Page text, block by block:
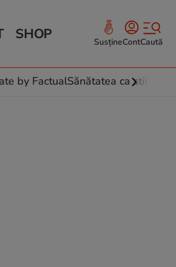
SHOP SusțineContCaută
by FactualSănătatea ca stil de